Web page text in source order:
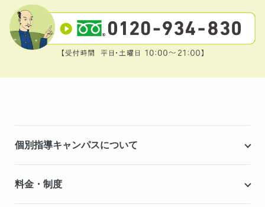
個別指導キャンパスについて
料金・制度